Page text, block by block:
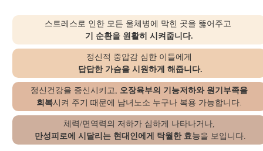
스트레스로 인한 모든 울체병에 막힌 곳을 뚫어주고
기 순환을 원활히 시켜줍니다.
정신적 중압감 심한 이들에게
답답한 가슴을 시원하게 해줍니다.
정신건강을 증신시키고, 오장육부의 기능저하와 원기부족을
회복시켜 주기 때문에 남녀노소 누구나 복용 가능합니다.
체력/면역력의 저하가 심하게 나타나거나,
만성피로에 시달리는 현대인에게 탁월한 효능을 보입니다.